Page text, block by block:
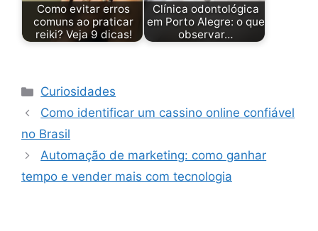
Como evitar erros
comuns ao praticar
reiki? Veja 9 dicas!
Clínica odontológica
em Porto Alegre: o que
observar…
Categorias
Curiosidades
Como identificar um cassino online confiável
no Brasil
Automação de marketing: como ganhar
tempo e vender mais com tecnologia